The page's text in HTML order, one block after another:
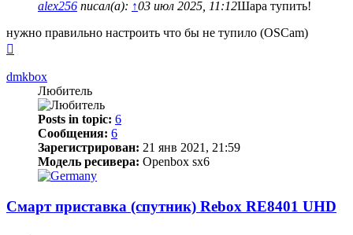
alex256 писал(а): ↑03 июл 2025, 11:12Шара тупить!
нужно правильно настроить что бы не тупило (OSCam)
началу
dmkbox
Любитель
Posts in topic: 6
Сообщения: 6
Зарегистрирован: 21 янв 2021, 21:59
Модель ресивера: Openbox sx6
Смарт приставка (спутник) Rebox RE8401 UHD